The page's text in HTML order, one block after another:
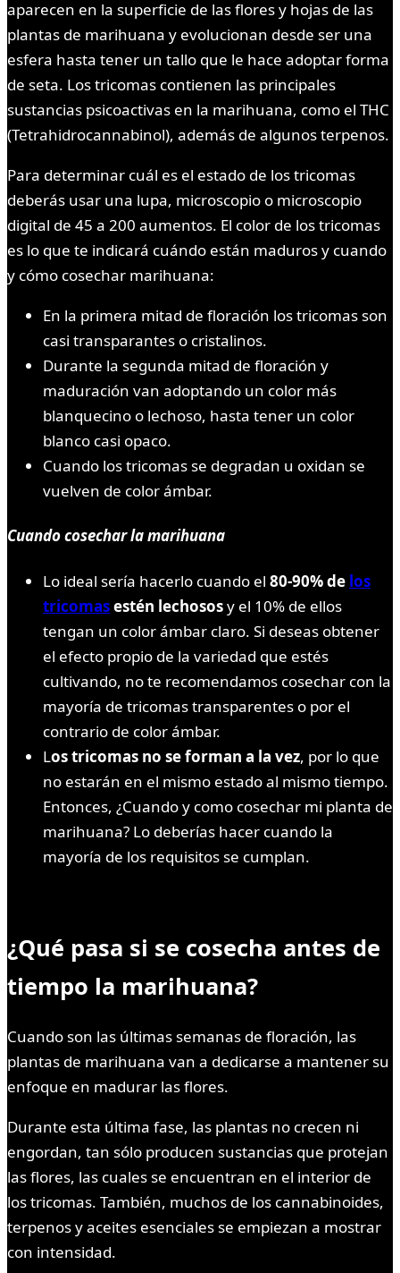
aparecen en la superficie de las flores y hojas de las
plantas de marihuana y evolucionan desde ser una
esfera hasta tener un tallo que le hace adoptar forma
de seta. Los tricomas contienen las principales
sustancias psicoactivas en la marihuana, como el THC
(Tetrahidrocannabinol), además de algunos terpenos.
Para determinar cuál es el estado de los tricomas
deberás usar una lupa, microscopio o microscopio
digital de 45 a 200 aumentos. El color de los tricomas
es lo que te indicará cuándo están maduros y cuando
y cómo cosechar marihuana:
En la primera mitad de floración los tricomas son
casi transparantes o cristalinos.
Durante la segunda mitad de floración y
maduración van adoptando un color más
blanquecino o lechoso, hasta tener un color
blanco casi opaco.
Cuando los tricomas se degradan u oxidan se
vuelven de color ámbar.
Cuando cosechar la marihuana
Lo ideal sería hacerlo cuando el 80-90% de los
tricomasestén lechososy el 10% de ellos
tengan un color ámbar claro. Si deseas obtener
el efecto propio de la variedad que estés
cultivando, no te recomendamos cosechar con la
mayoría de tricomas transparentes o por el
contrario de color ámbar.
Los tricomas no se forman a la vez, por lo que
no estarán en el mismo estado al mismo tiempo.
Entonces, ¿Cuando y como cosechar mi planta de
marihuana? Lo deberías hacer cuando la
mayoría de los requisitos se cumplan.
¿Qué pasa si se cosecha antes de
tiempo la marihuana?
Cuando son las últimas semanas de floración, las
plantas de marihuana van a dedicarse a mantener su
enfoque en madurar las flores.
Durante esta última fase, las plantas no crecen ni
engordan, tan sólo producen sustancias que protejan
las flores, las cuales se encuentran en el interior de
los tricomas. También, muchos de los cannabinoides,
terpenos y aceites esenciales se empiezan a mostrar
con intensidad.